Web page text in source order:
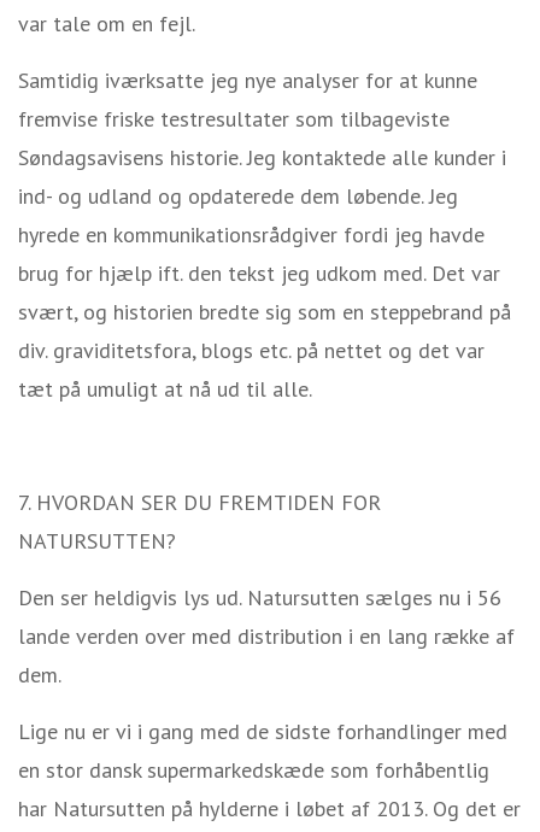
var tale om en fejl.
Samtidig iværksatte jeg nye analyser for at kunne
fremvise friske testresultater som tilbageviste
Søndagsavisens historie. Jeg kontaktede alle kunder i
ind- og udland og opdaterede dem løbende. Jeg
hyrede en kommunikationsrådgiver fordi jeg havde
brug for hjælp ift. den tekst jeg udkom med. Det var
svært, og historien bredte sig som en steppebrand på
div. graviditetsfora, blogs etc. på nettet og det var
tæt på umuligt at nå ud til alle.
7. HVORDAN SER DU FREMTIDEN FOR
NATURSUTTEN?
Den ser heldigvis lys ud. Natursutten sælges nu i 56
lande verden over med distribution i en lang række af
dem.
Lige nu er vi i gang med de sidste forhandlinger med
en stor dansk supermarkedskæde som forhåbentlig
har Natursutten på hylderne i løbet af 2013. Og det er